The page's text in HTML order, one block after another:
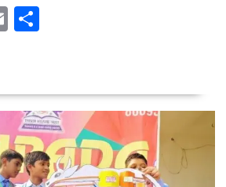
E
l
S
e